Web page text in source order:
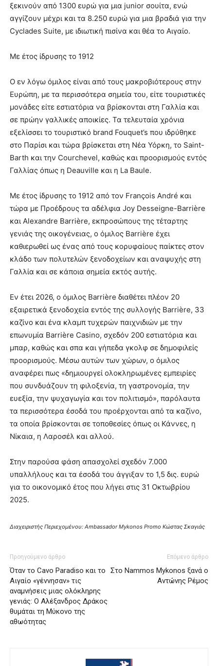
ξεκινούν από 1300 ευρώ για μια junior σουίτα, ενώ
αγγίζουν μέχρι και τα 8.250 ευρώ για μια βραδιά για την
Cyclades Suite, με ιδιωτική πισίνα και θέα το Αιγαίο.
Mε έτος ίδρυσης το 1912
Ο εν λόγω όμιλος είναι από τους μακροβιότερους στην
Ευρώπη, με τα περισσότερα σημεία του, είτε τουριστικές
μονάδες είτε εστιατόρια να βρίσκονται στη Γαλλία και
σε πρώην γαλλικές αποικίες. Τα τελευταία χρόνια
εξελίσσει το τουριστικό brand Fouquet’s που ιδρύθηκε
στο Παρίσι και τώρα βρίσκεται στη Νέα Υόρκη, το Saint-
Barth και την Courchevel, καθώς και προορισμούς εντός
Γαλλίας όπως η Deauville και η La Baule.
Με έτος ίδρυσης το 1912 από τον François André και
τώρα με Προέδρους τα αδέλφια Joy Desseigne-Barrière
και Alexandre Barrière, εκπροσώπους της τέταρτης
γενιάς της οικογένειας, ο όμιλος Barrière έχει
καθιερωθεί ως ένας από τους κορυφαίους παίκτες στον
κλάδο των πολυτελών ξενοδοχείων και αναψυχής στη
Γαλλία και σε κάποια σημεία εκτός αυτής.
Εν έτει 2026, ο όμιλος Barrière διαθέτει πλέον 20
εξαιρετικά ξενοδοχεία εντός της συλλογής Barrière, 33
καζίνο και ένα κλαμπ τυχερών παιχνιδιών με την
επωνυμία Barrière Casino, σχεδόν 200 εστιατόρια και
μπαρ, καθώς και σπα και γήπεδα γκολφ σε δημοφιλείς
προορισμούς. Μέσω αυτών των χώρων, ο όμιλος
αναφέρει πως «δημιουργεί ολοκληρωμένες εμπειρίες
που συνδυάζουν τη φιλοξενία, τη γαστρονομία, την
ευεξία, την ψυχαγωγία και τον πολιτισμό», παρόλαυτα
τα περισσότερα έσοδά του προέρχονται από τα καζίνο,
τα οποία βρίσκονται σε τοποθεσίες όπως οι Κάννες, η
Νίκαια, η Λαροσέλ και αλλού.
Στην παρούσα φάση απασχολεί σχεδόν 7.000
υπαλλήλους και τα έσοδά του άγγιξαν το 1,5 δις. ευρώ
για το οικονομικό έτος που λήγει στις 31 Οκτωβρίου
2025.
Διαχειριστής Περιεχομένου: Ambassador Mykonos Promo Κώστας Σκαγιάς
Προηγούμενο άρθρο
Όταν το Cavo Paradiso και το
Αιγαίο «γέννησαν» τις
αναμνήσεις μιας ολόκληρης
γενιάς: Ο Αλέξανδρος Δράκος
θυμάται τη Μύκονο της
αθωότητας
Επόμενο άρθρο
Στο Nammos Mykonos ξανά ο
Αντώνης Ρέμος